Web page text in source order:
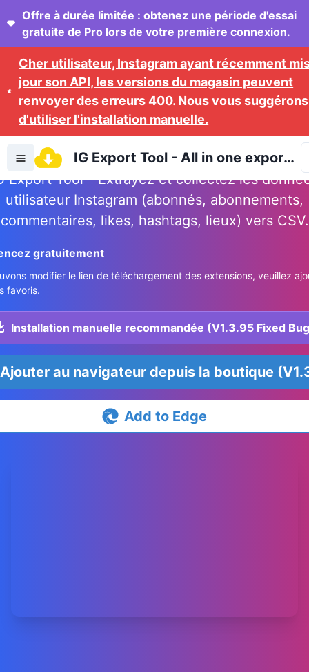
Offre à durée limitée : obtenez une période d'essai
gratuite de Pro lors de votre première connexion.
Cher utilisateur, Instagram ayant récemment
jour son API, les versions du magasin peuvent
renvoyer des erreurs 400. Nous vous suggérons
d'utiliser l'installation manuelle.
IG Export Tool - All in one export
tool
IG Export Tool
Export Tool - Extrayez et collectez les
utilisateur Instagram (abonnés, abonnements,
commentaires, likes, hashtags, lieux) vers CSV.
gratuitement
modifier le lien de téléchargement des extensions, veuillez
favoris.
Installation manuelle recommandée (V1.3.95 Fixed
Ajouter au navigateur depuis la boutique
Add to Edge